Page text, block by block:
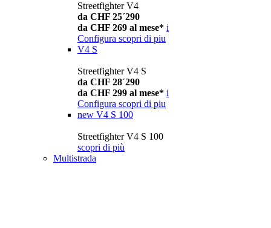
Streetfighter V4
da CHF 25´290
da CHF 269 al mese* i
Configura scopri di piu
V4 S
Streetfighter V4 S
da CHF 28´290
da CHF 299 al mese* i
Configura scopri di piu
new V4 S 100
Streetfighter V4 S 100
scopri di più
Multistrada